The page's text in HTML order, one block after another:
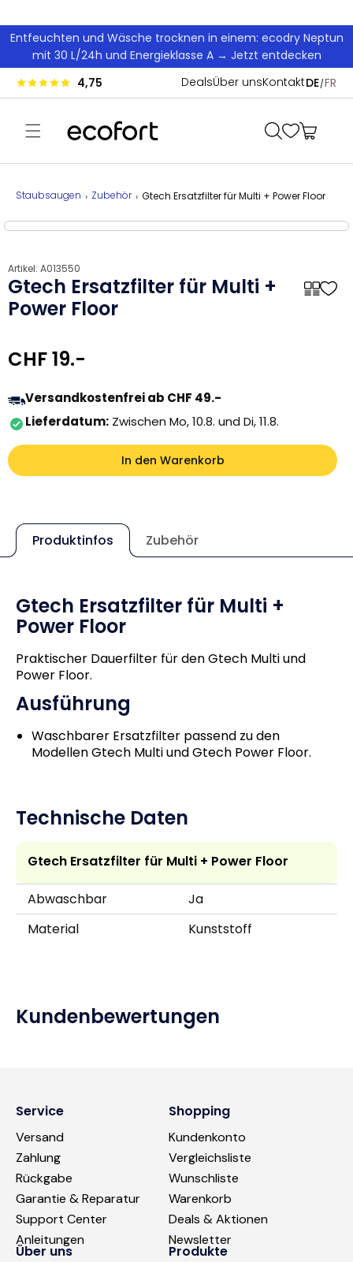
Entfeuchten und Wäsche trocknen in einem: ecodry Neptun
mit 30 L/24h und Energieklasse A → Jetzt entdecken
4,75 DealsÜber unsKontaktDE FR
Warenkorb
Staubsaugen Zubehör Gtech Ersatzfilter für Multi + Power Floor
Artikel: A013550
Gtech Ersatzfilter für Multi +
Power Floor
Normaler Preis
CHF 19.-
Versandkostenfrei ab CHF 49.-
Lieferdatum: Zwischen Mo, 10.8. und Di, 11.8.
In den Warenkorb
Produktinfos Zubehör
Gtech Ersatzfilter für Multi +
Power Floor
Praktischer Dauerfilter für den Gtech Multi und
Power Floor.
Ausführung
Waschbarer Ersatzfilter passend zu den
Modellen Gtech Multi und Gtech Power Floor.
Technische Daten
Gtech Ersatzfilter für Multi + Power Floor
Abwaschbar
Ja
Material
Kunststoff
Kundenbewertungen
Service
Versand
Zahlung
Rückgabe
Garantie & Reparatur
Support Center
Anleitungen
Shopping
Kundenkonto
Vergleichsliste
Wunschliste
Warenkorb
Deals & Aktionen
Newsletter
Über uns Produkte